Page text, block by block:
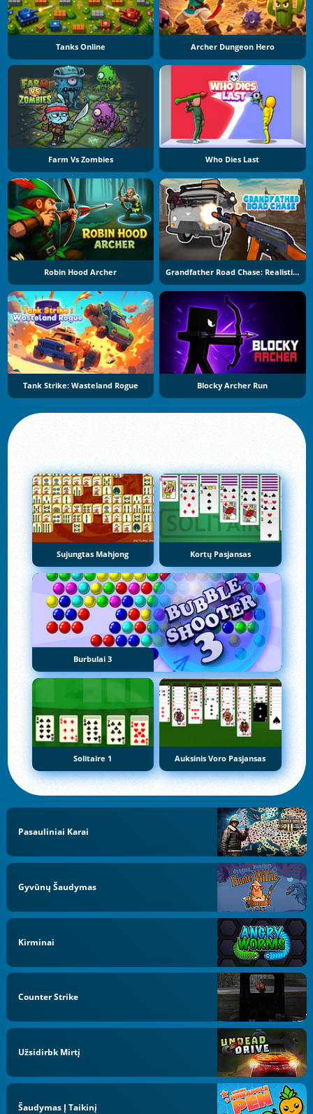
Tanks Online Archer Dungeon Hero
Farm Vs Zombies Who Dies Last
Robin Hood Archer Grandfather Road Chase: Realistic Shooter
Tank Strike: Wasteland Rogue Blocky Archer Run
Sujungtas Mahjong Kortų Pasjansas
Burbulai 3
Solitaire 1 Auksinis Voro Pasjansas
Pasauliniai Karai
Gyvūnų Šaudymas
Kirminai
Counter Strike
Užsidirbk Mirtį
Šaudymas Į Taikinį